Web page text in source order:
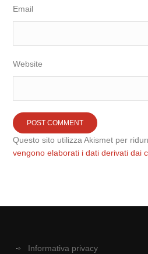
Email
Website
Questo sito utilizza Akismet per
vengono elaborati i dati derivati dai
Informativa privacy